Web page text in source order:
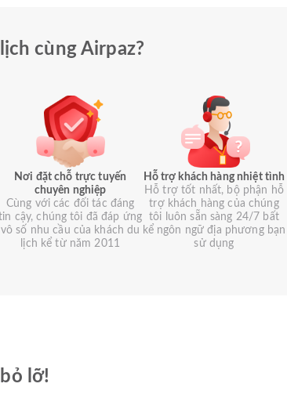
cùng Airpaz?
Nơi đặt chỗ trực tuyến
chuyên nghiệp
Cùng với các đối tác đáng
cậy, chúng tôi đã đáp ứng
vô số nhu cầu của khách du
lịch kể từ năm 2011
Hỗ trợ khách hàng nhiệt tình
Hỗ trợ tốt nhất, bộ phận hỗ
trợ khách hàng của chúng
tôi luôn sẵn sàng 24/7 bất
kể ngôn ngữ địa phương bạn
sử dụng
lỡ!